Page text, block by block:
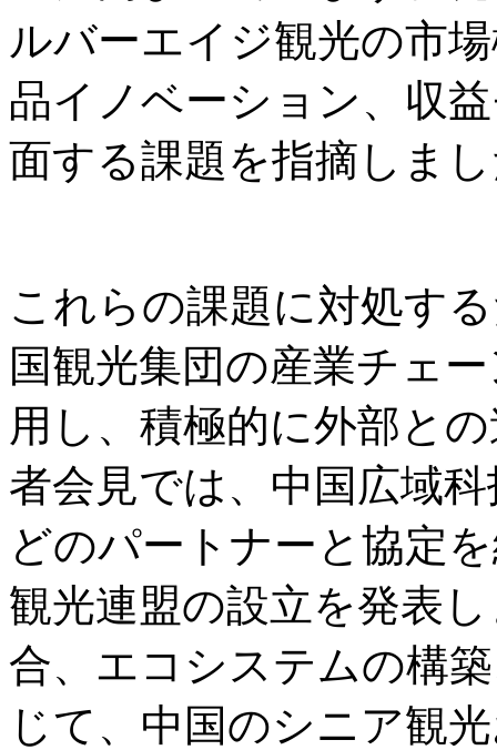
ルバーエイジ観光の市
品イノベーション、収
面する課題を指摘しま
これらの課題に対処す
国観光集団の産業チェ
用し、積極的に外部と
者会見では、中国広域
どのパートナーと協定
観光連盟の設立を発表
合、エコシステムの構
じて、中国のシニア観